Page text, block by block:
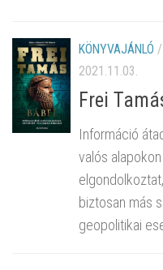
KÖNYVAJÁNLÓ /
2021.11.03.
Frei
Információ
valós
biztosan más
geopolitikai